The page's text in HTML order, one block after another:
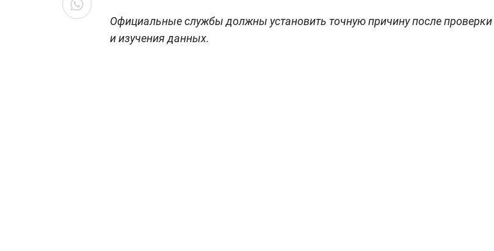
Официальные службы должны установить точную причину после проверки
и изучения данных.